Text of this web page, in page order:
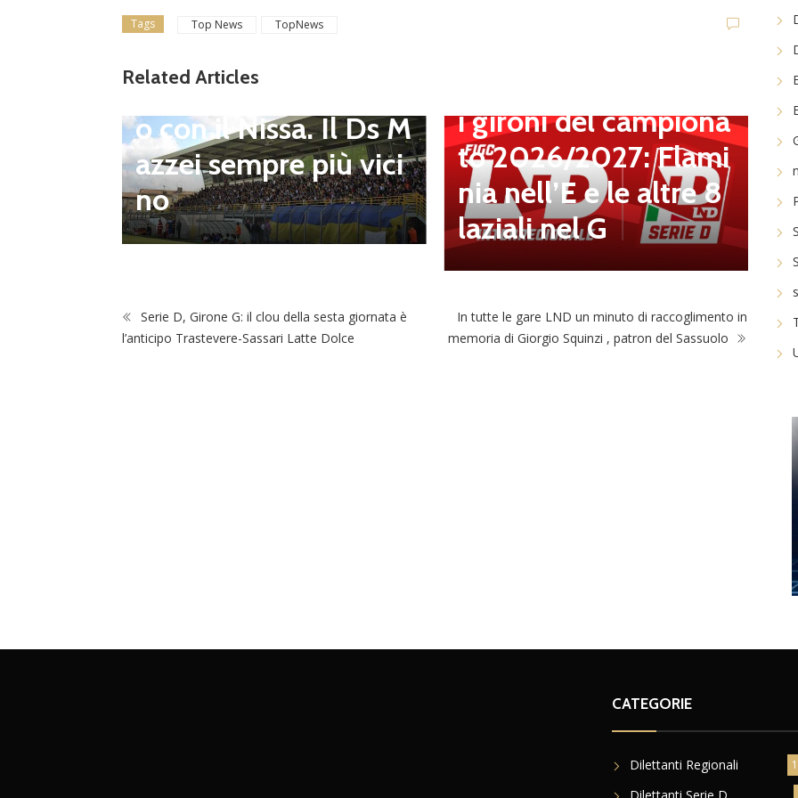
Tags Top News TopNews
Related Articles
to senza sosta: Busat
Balla accende il duell
o con il Nissa. Il Ds M
azzei sempre più vici
no
i gironi del campiona
to 2026/2027: Flami
nia nell’E e le altre 8
laziali nel G
Serie D, Girone G: il clou della sesta giornata è
l’anticipo Trastevere-Sassari Latte Dolce
In tutte le gare LND un minuto di raccoglimento in
memoria di Giorgio Squinzi , patron del Sassuolo
CATEGORIE
Dilettanti Regionali